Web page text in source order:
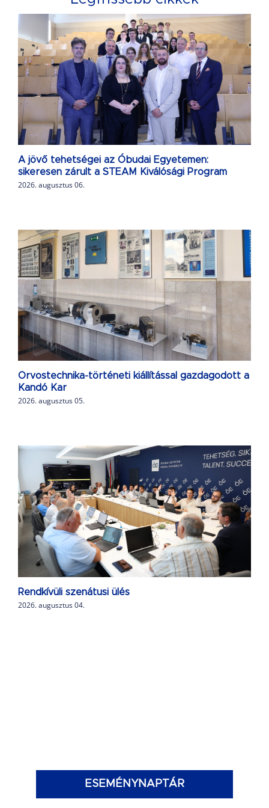
A jövő tehetségei az Óbudai Egyetemen:
sikeresen zárult a STEAM Kiválósági Program
2026. augusztus 06.
Orvostechnika-történeti kiállítással gazdagodott a
Kandó Kar
2026. augusztus 05.
Rendkívüli szenátusi ülés
2026. augusztus 04.
ESEMÉNYNAPTÁR